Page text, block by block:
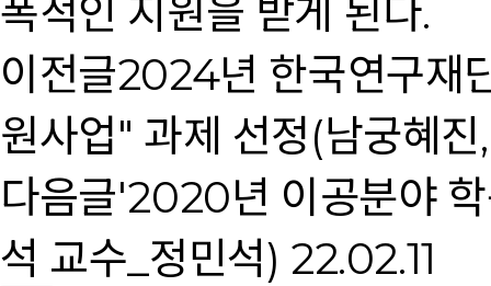
폭적인 지원을 받게 된다.
이전글2024년 한국연구재
원사업" 과제 선정(남궁혜
다음글'2020년 이공분야
석 교수_정민석) 22.02.11